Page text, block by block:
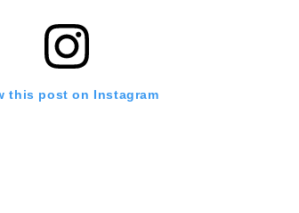
this post on Instagram